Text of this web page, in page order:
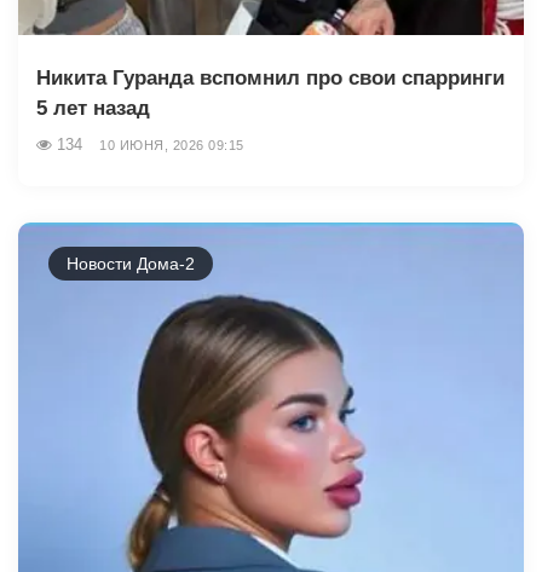
Никита Гуранда вспомнил про свои спарринги
5 лет назад
134 10 ИЮНЯ, 2026 09:15
Новости Дома-2